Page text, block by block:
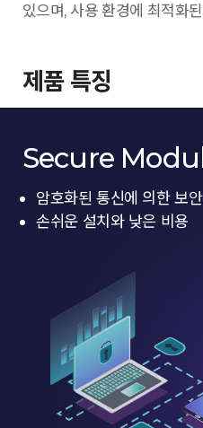
있으며, 사용 환경에 최적화
제품 특징
Secure
암호화된 통신에 의한 보
손쉬운 설치와 낮은 비용